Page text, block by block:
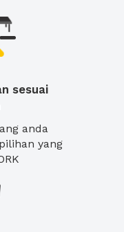
sesuai
anda
yang